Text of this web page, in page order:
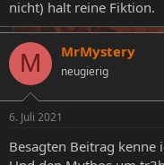
nicht) halt reine Fiktion.
M MrMystery
neugierig
6. Juli 2021
Besagten Beitrag kenne